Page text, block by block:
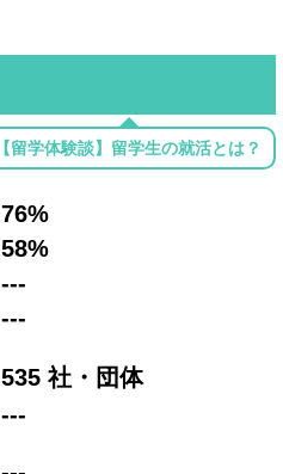
【留学体験談】留学生の就活とは？
76%
58%
---
---
535 社・団体
---